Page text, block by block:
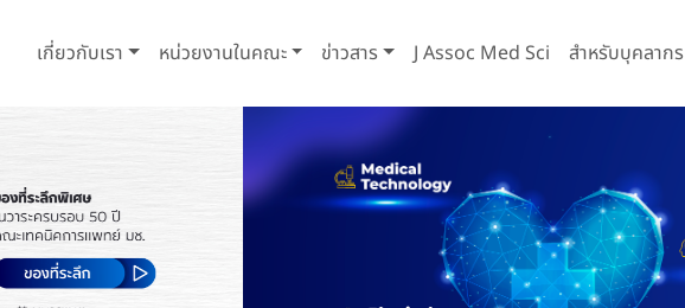
เกี่ยวกับเรา หน่วยงานในคณะ ข่าวสาร J Assoc Med Sci สำหรับบุคลากร